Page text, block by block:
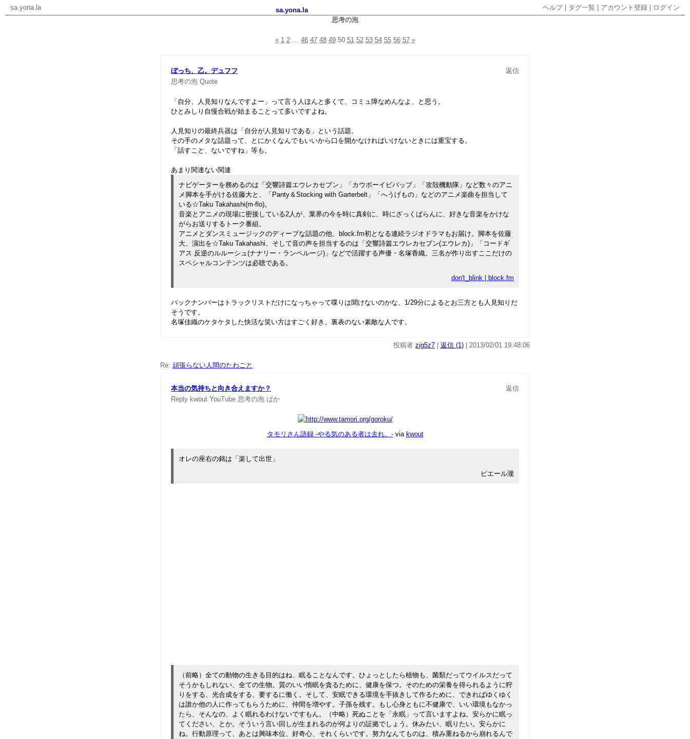
sa.yona.la ヘルプ| タグ一覧 アカウント登録 ログイン
sa.yona.la
思考の泡
« 1 2 … 46 47 48 49 50 51 52 53 54 55 56 57 »
ぼっち、乙。デュフフ
返信
思考の泡 Quote
「自分、人見知りなんですよー」って言う人ほんと多くて、コミュ障なめんなよ、と思う。
ひとみしり自慢合戦が始まることって多いですよね。
人見知りの最終兵器は「自分が人見知りである」という話題。
その手のメタな話題って、とにかくなんでもいいから口を開かなければいけないときには重宝する。
「話すこと、ないですね」等も。
あまり関連ない関連
ナビゲーターを務めるのは「交響詩篇エウレカセブン」「カウボーイビバップ」「攻殻機動隊」など数々のアニ
メ脚本を手がける佐藤大と、「Panty＆Stocking with Garterbelt」「へうげもの」などのアニメ楽曲を担当して
いる☆Taku Takahashi(m-flo)。
音楽とアニメの現場に密接している2人が、業界の今を時に真剣に、時にざっくばらんに、好きな音楽をかけな
がらお送りするトーク番組。
アニメとダンスミュージックのディープな話題の他、block.fm初となる連続ラジオドラマもお届け。脚本を佐藤
大、演出を☆Taku Takahashi、そして音の声を担当するのは「交響詩篇エウレカセブン(エウレカ)」「コードギ
アス 反逆のルルーシュ(ナナリー・ランペルージ)」などで活躍する声優・名塚香織。三名が作り出すここだけの
スペシャルコンテンツは必聴である。
don't_blink | block.fm
バックナンバーはトラックリストだけになっちゃって喋りは聞けないのかな、1/29分によるとお三方とも人見知りだ
そうです。
名塚佳織のケタケタした快活な笑い方はすごく好き。裏表のない素敵な人です。
投稿者 zig5z7 返信 (1) | 2013/02/01 19:48:06
Re: 頑張らない人間のたわごと
本当の気持ちと向き合えますか？
返信
Reply kwout YouTube 思考の泡 ばか
タモリさん語録 -やる気のある者は去れ。-via kwout
オレの座右の銘は「楽して出世」
ピエール瀧
（前略）全ての動物の生きる目的はね、眠ることなんです。ひょっとしたら植物も、菌類だってウイルスだって
そうかもしれない、全ての生物。質のいい惰眠を貪るために、健康を保つ。そのための栄養を得られるように狩
りをする、光合成をする、要するに働く。そして、安眠できる環境を手抜きして作るために、できればゆくゆく
は誰か他の人に作ってもらうために、仲間を増やす。子孫を残す。もし心身ともに不健康で、いい環境もなかっ
たら、そんなの、よく眠れるわけないですもん。（中略）死ぬことを「永眠」って言いますよね。安らかに眠っ
てください、とか。そういう言い回しが生まれるのが何よりの証拠でしょう。休みたい、眠りたい。安らかに
ね。行動原理って、あとは興味本位、好奇心、それくらいです。努力なんてものは、積み重ねるから崩れるんで